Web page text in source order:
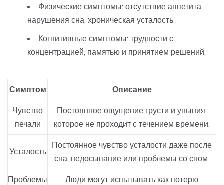
Физические симптомы: отсутствие аппетита,
нарушения сна, хроническая усталость.
Когнитивные симптомы: трудности с
концентрацией, памятью и принятием решений.
Симптом Описание
Чувство
печали
Постоянное ощущение грусти и уныния,
которое не проходит с течением времени.
Усталость
Постоянное чувство усталости даже после
сна, недосыпание или проблемы со сном.
Проблемы
Люди могут испытывать как потерю